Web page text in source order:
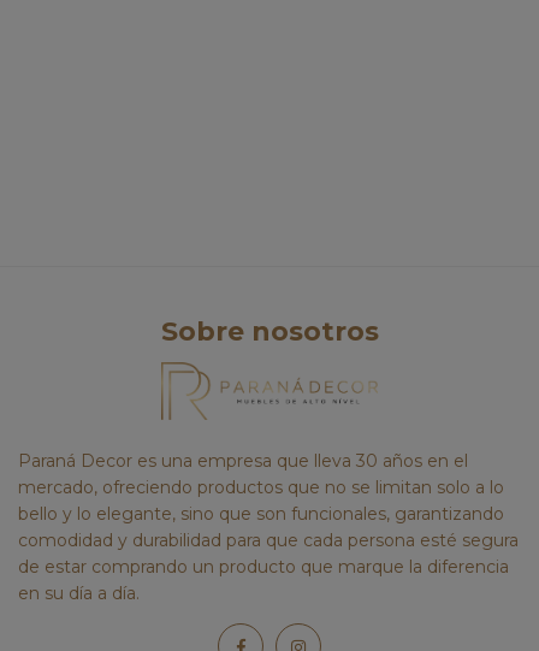
Sobre nosotros
Paraná Decor es una empresa que lleva 30 años en el
mercado, ofreciendo productos que no se limitan solo a lo
bello y lo elegante, sino que son funcionales, garantizando
comodidad y durabilidad para que cada persona esté segura
de estar comprando un producto que marque la diferencia
en su día a día.